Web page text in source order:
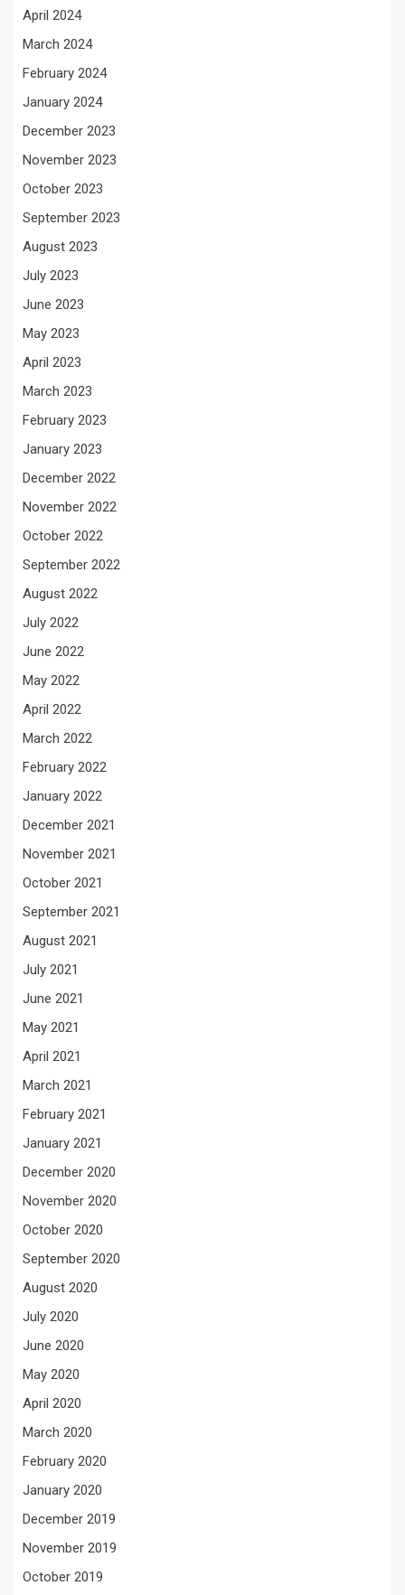
April 2024
March 2024
February 2024
January 2024
December 2023
November 2023
October 2023
September 2023
August 2023
July 2023
June 2023
May 2023
April 2023
March 2023
February 2023
January 2023
December 2022
November 2022
October 2022
September 2022
August 2022
July 2022
June 2022
May 2022
April 2022
March 2022
February 2022
January 2022
December 2021
November 2021
October 2021
September 2021
August 2021
July 2021
June 2021
May 2021
April 2021
March 2021
February 2021
January 2021
December 2020
November 2020
October 2020
September 2020
August 2020
July 2020
June 2020
May 2020
April 2020
March 2020
February 2020
January 2020
December 2019
November 2019
October 2019